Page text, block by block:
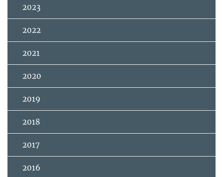
2023
2022
2021
2020
2019
2018
2017
2016